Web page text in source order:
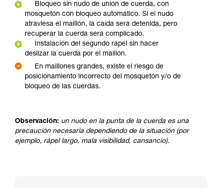
Bloqueo sin nudo de unión de cuerda, con
mosquetón con bloqueo automático. Si el nudo
atraviesa el maillón, la caída será detenida, pero
recuperar la cuerda será complicado.
Instalación del segundo rápel sin hacer
deslizar la cuerda por el maillón.
En maillones grandes, existe el riesgo de
posicionamiento incorrecto del mosquetón y/o de
bloqueo de las cuerdas.
Observación: un nudo en la punta de la cuerda es una
precaución necesaria dependiendo de la situación (por
ejemplo, rápel largo, mala visibilidad, cansancio).